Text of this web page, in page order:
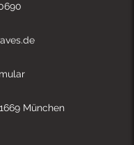
München